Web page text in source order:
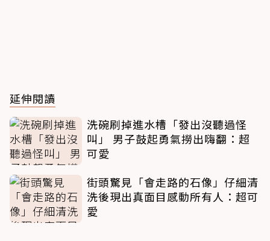
延伸閱讀
洗碗刷掉進水槽「發出沒聽過怪
叫」 男子鼓起勇氣撈出嗨翻：超
可愛
街頭驚見「會走路的石像」仔細清
洗後現出真面目感動所有人：超可
愛